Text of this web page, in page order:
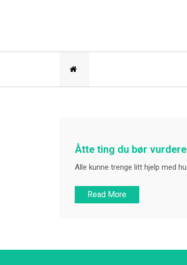
Åtte ting du bør
Alle kunne trenge litt hjelp med
Read More